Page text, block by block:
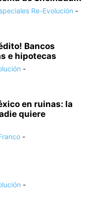
Re-Evolución -
Bancos
e hipotecas
-
en ruinas: la
quiere
-
-